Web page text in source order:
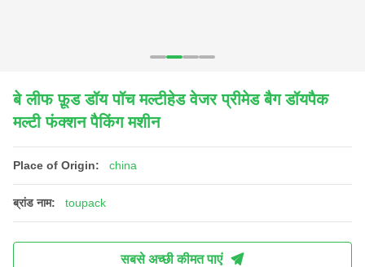
बे लीफ फ़ूड डॉय पॉच मल्टीहेड वेजर प्रीमेड बैग डॉयपैक
मल्टी फंक्शन पैकिंग मशीन
Place of Origin: china
ब्रांड नाम: toupack
सबसे अच्छी कीमत पाएं